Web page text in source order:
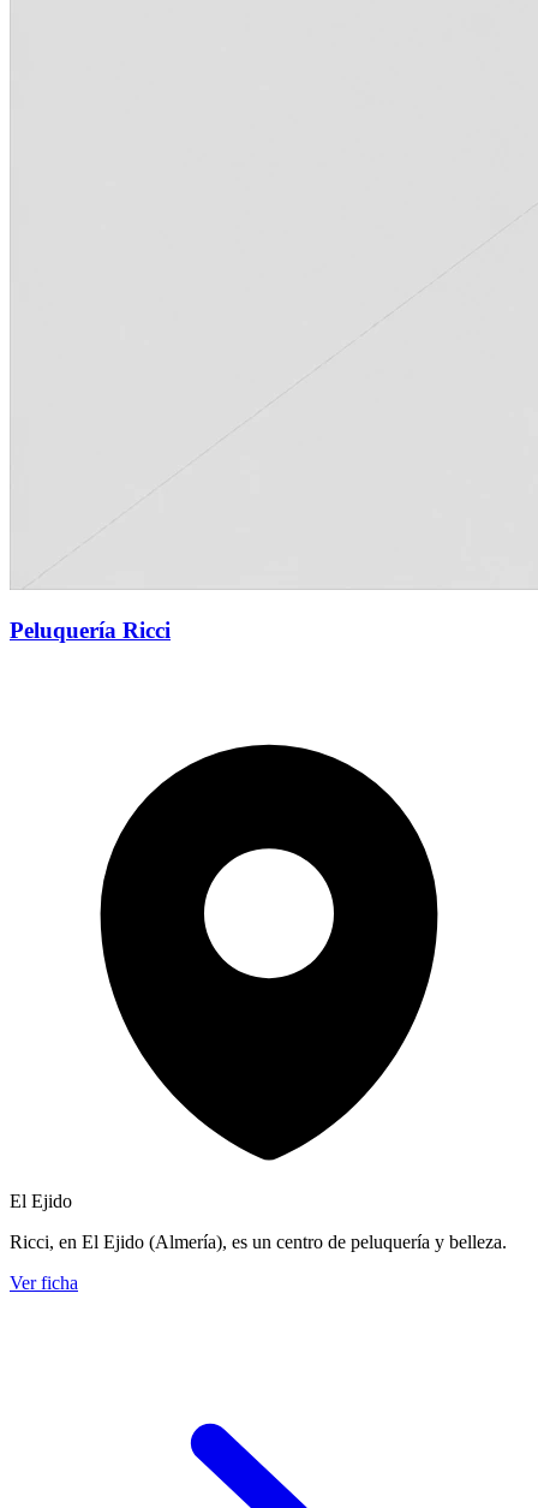
Peluquería Ricci
El Ejido
Ricci, en El Ejido (Almería), es un centro de peluquería y belleza.
Ver ficha